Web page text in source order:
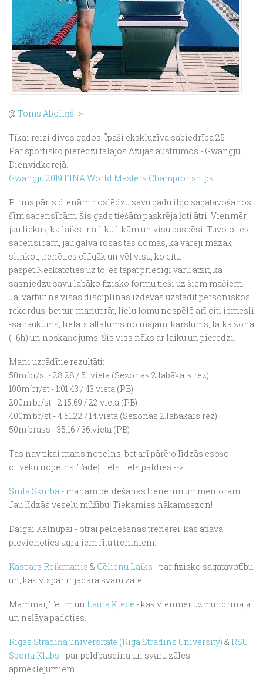
@ Toms Āboliņš ->
Tikai reizi divos gados. Īpaši ekskluzīva sabiedrība 25+.
Par sportisko pieredzi tālajos Āzijas austrumos - Gwangju,
Dienvidkorejā.
Gwangju 2019 FINA World Masters Championships
Pirms pāris dienām noslēdzu savu gadu ilgo sagatavošanos
šīm sacensībām. Šis gads tiešām paskrēja ļoti ātri. Vienmēr
jau liekas, ka laiks ir atliku likām un visu paspēsi. Tuvojoties
sacensībām, jau galvā rosās tās domas, ka varēji mazāk
slinkot, trenēties cītīgāk un vēl visu, ko citu
paspēt. Neskatoties uz to, es tāpat priecīgi varu atzīt, ka
sasniedzu savu labāko fizisko formu tieši uz šiem mačiem.
Jā, varbūt ne visās disciplīnās izdevās uzstādīt personiskos
rekordus, bet tur, manuprāt, lielu lomu nospēlē arī citi iemesli
-satraukums, lielais attālums no mājām, karstums, laika zona
(+6h) un noskaņojums. Šis viss nāks ar laiku un pieredzi.
Mani uzrādītie rezultāti:
50m br/st - 28.28 / 51.vieta (Sezonas 2.labākais rez)
100m br/st - 1:01.43 / 43.vieta (PB)
200m br/st - 2:15.69 / 22.vieta (PB)
400m br/st - 4:51.22 / 14.vieta (Sezonas 2.labākais rez)
50m brass - 35.16 / 36.vieta (PB)
Tas nav tikai mans nopelns, bet arī pārējo līdzās esošo
cilvēku nopelns! Tādēļ liels liels paldies -->
Sinta Skurba - manam peldēšanas trenerim un mentoram.
Jau līdzās veselu mūžību. Tiekamies nākamsezon!
Daigai Kalnupai - otrai peldēšanas trenerei, kas atļāva
pievienoties agrajiem rīta treniņiem.
Kaspars Reikmanis & Cēlienu Laiks - par fizisko sagatavotību
un, kas vispār ir jādara svaru zālē.
Mammai, Tētim un Laura Ķiece - kas vienmēr uzmundrināja
un neļāva padoties.
Rīgas Stradiņa universitāte (Riga Stradins University) & RSU
Sporta Klubs - par peldbaseina un svaru zāles
apmeklējumiem.